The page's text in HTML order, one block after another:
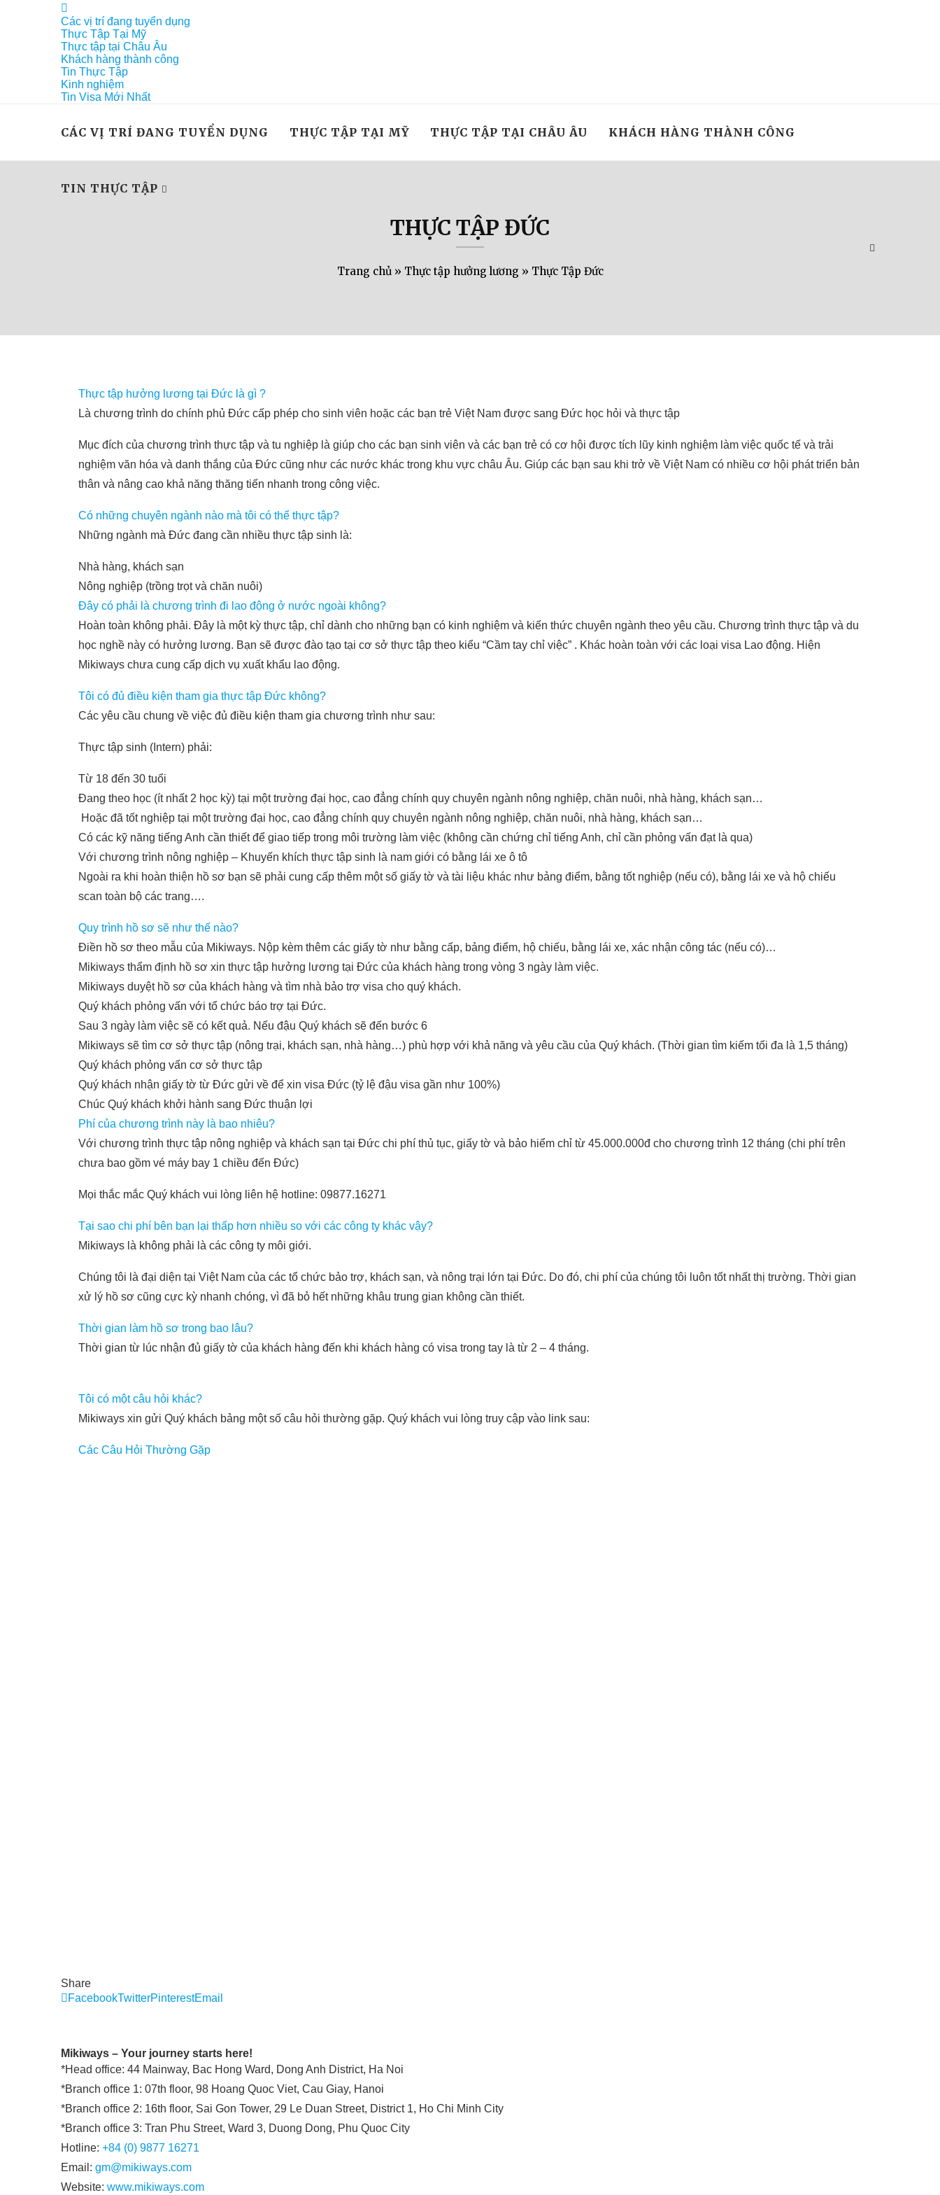
Các vị trí đang tuyển dụng
Thực Tập Tại Mỹ
Thực tập tại Châu Âu
Khách hàng thành công
Tin Thực Tập
Kinh nghiệm
Tin Visa Mới Nhất
CÁC VỊ TRÍ ĐANG TUYỂN DỤNG THỰC TẬP TẠI MỸ THỰC TẬP TẠI CHÂU ÂU KHÁCH HÀNG THÀNH CÔNG
TIN THỰC TẬP
THỰC TẬP ĐỨC
Trang chủ» Thực tập hưởng lương » Thực Tập Đức
Thực tập hưởng lương tại Đức là gì ?
Là chương trình do chính phủ Đức cấp phép cho sinh viên hoặc các bạn trẻ Việt Nam được sang Đức học hỏi và thực tập
Mục đích của chương trình thực tập và tu nghiệp là giúp cho các bạn sinh viên và các bạn trẻ có cơ hội được tích lũy kinh nghiệm làm việc quốc tế và trải
nghiệm văn hóa và danh thắng của Đức cũng như các nước khác trong khu vực châu Âu. Giúp các bạn sau khi trở về Việt Nam có nhiều cơ hội phát triển bản
thân và nâng cao khả năng thăng tiến nhanh trong công việc.
Có những chuyên ngành nào mà tôi có thể thực tập?
Những ngành mà Đức đang cần nhiều thực tập sinh là:
Nhà hàng, khách sạn
Nông nghiệp (trồng trọt và chăn nuôi)
Đây có phải là chương trình đi lao động ở nước ngoài không?
Hoàn toàn không phải. Đây là một kỳ thực tập, chỉ dành cho những bạn có kinh nghiệm và kiến thức chuyên ngành theo yêu cầu. Chương trình thực tập và du
học nghề này có hưởng lương. Bạn sẽ được đào tạo tại cơ sở thực tập theo kiểu “Cầm tay chỉ việc” . Khác hoàn toàn với các loại visa Lao động. Hiện
Mikiways chưa cung cấp dịch vụ xuất khẩu lao động.
Tôi có đủ điều kiện tham gia thực tập Đức không?
Các yêu cầu chung về việc đủ điều kiện tham gia chương trình như sau:
Thực tập sinh (Intern) phải:
Từ 18 đến 30 tuổi
Đang theo học (ít nhất 2 học kỳ) tại một trường đại học, cao đẳng chính quy chuyên ngành nông nghiệp, chăn nuôi, nhà hàng, khách sạn…
Hoặc đã tốt nghiệp tại một trường đại học, cao đẳng chính quy chuyên ngành nông nghiệp, chăn nuôi, nhà hàng, khách sạn…
Có các kỹ năng tiếng Anh cần thiết để giao tiếp trong môi trường làm việc (không cần chứng chỉ tiếng Anh, chỉ cần phỏng vấn đạt là qua)
Với chương trình nông nghiệp – Khuyến khích thực tập sinh là nam giới có bằng lái xe ô tô
Ngoài ra khi hoàn thiện hồ sơ bạn sẽ phải cung cấp thêm một số giấy tờ và tài liệu khác như bảng điểm, bằng tốt nghiệp (nếu có), bằng lái xe và hộ chiếu
scan toàn bộ các trang….
Quy trình hồ sơ sẽ như thế nào?
Điền hồ sơ theo mẫu của Mikiways. Nộp kèm thêm các giấy tờ như bằng cấp, bảng điểm, hộ chiếu, bằng lái xe, xác nhận công tác (nếu có)…
Mikiways thẩm định hồ sơ xin thực tập hưởng lương tại Đức của khách hàng trong vòng 3 ngày làm việc.
Mikiways duyệt hồ sơ của khách hàng và tìm nhà bảo trợ visa cho quý khách.
Quý khách phỏng vấn với tổ chức báo trợ tại Đức.
Sau 3 ngày làm việc sẽ có kết quả. Nếu đậu Quý khách sẽ đến bước 6
Mikiways sẽ tìm cơ sở thực tập (nông trại, khách sạn, nhà hàng…) phù hợp với khả năng và yêu cầu của Quý khách. (Thời gian tìm kiếm tối đa là 1,5 tháng)
Quý khách phỏng vấn cơ sở thực tập
Quý khách nhận giấy tờ từ Đức gửi về để xin visa Đức (tỷ lệ đậu visa gần như 100%)
Chúc Quý khách khởi hành sang Đức thuận lợi
Phí của chương trình này là bao nhiêu?
Với chương trình thực tập nông nghiệp và khách sạn tại Đức chi phí thủ tục, giấy tờ và bảo hiểm chỉ từ 45.000.000đ cho chương trình 12 tháng (chi phí trên
chưa bao gồm vé máy bay 1 chiều đến Đức)
Mọi thắc mắc Quý khách vui lòng liên hệ hotline: 09877.16271
Tại sao chi phí bên bạn lại thấp hơn nhiều so với các công ty khác vậy?
Mikiways là không phải là các công ty môi giới.
Chúng tôi là đại diện tại Việt Nam của các tổ chức bảo trợ, khách sạn, và nông trại lớn tại Đức. Do đó, chi phí của chúng tôi luôn tốt nhất thị trường. Thời gian
xử lý hồ sơ cũng cực kỳ nhanh chóng, vì đã bỏ hết những khâu trung gian không cần thiết.
Thời gian làm hồ sơ trong bao lâu?
Thời gian từ lúc nhận đủ giấy tờ của khách hàng đến khi khách hàng có visa trong tay là từ 2 – 4 tháng.
Tôi có một câu hỏi khác?
Mikiways xin gửi Quý khách bảng một số câu hỏi thường gặp. Quý khách vui lòng truy cập vào link sau:
Các Câu Hỏi Thường Gặp
Share
FacebookTwitterPinterestEmail
Mikiways – Your journey starts here!
*Head office: 44 Mainway, Bac Hong Ward, Dong Anh District, Ha Noi
*Branch office 1: 07th floor, 98 Hoang Quoc Viet, Cau Giay, Hanoi
*Branch office 2: 16th floor, Sai Gon Tower, 29 Le Duan Street, District 1, Ho Chi Minh City
*Branch office 3: Tran Phu Street, Ward 3, Duong Dong, Phu Quoc City
Hotline: +84 (0) 9877 16271
Email: gm@mikiways.com
Website: www.mikiways.com